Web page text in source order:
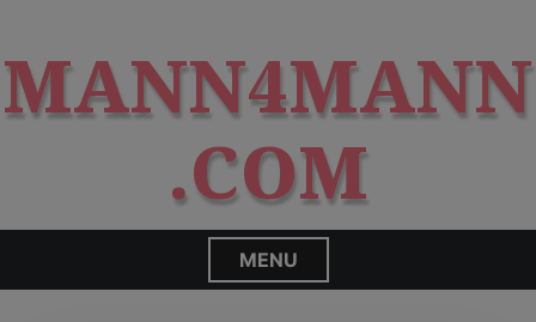
i
p
o
c
n
t
MANN4MANN
.COM
MENU